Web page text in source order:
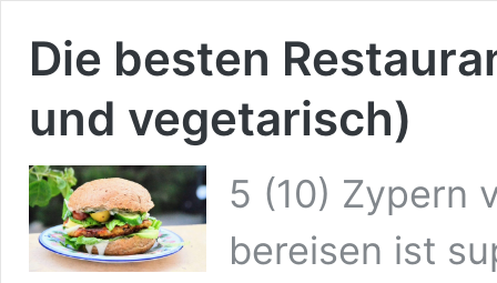
Die besten
und vegetarisch)
5 (10) Zypern
bereisen ist